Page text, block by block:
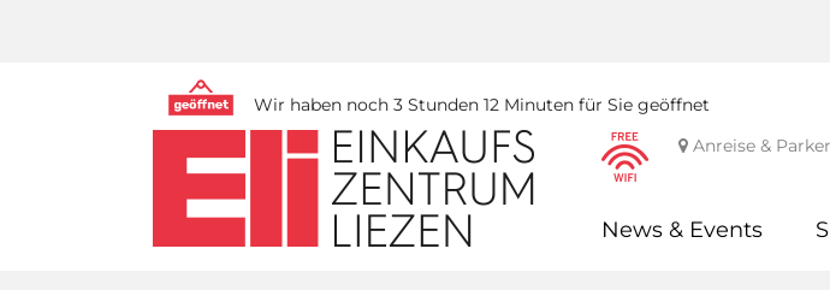
Wir haben noch 3 Stunden 12 Minuten für Sie geöffnet
Anreise &
News & Events